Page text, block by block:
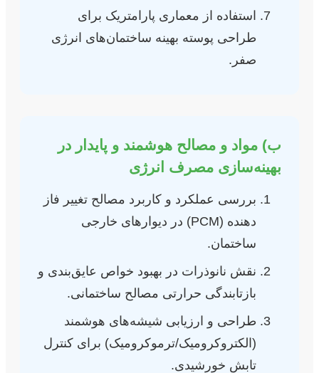
استفاده از معماری پارامتریک برای
طراحی پوسته بهینه ساختمان‌های انرژی
صفر.
ب) مواد و مصالح هوشمند و پایدار در
بهینه‌سازی مصرف انرژی
بررسی عملکرد و کاربرد مصالح تغییر فاز
دهنده (PCM) در دیوارهای خارجی
ساختمان.
نقش نانوذرات در بهبود خواص عایق‌بندی و
بازتابندگی حرارتی مصالح ساختمانی.
طراحی و ارزیابی شیشه‌های هوشمند
(الکتروکرومیک/ترموکرومیک) برای کنترل
تابش خورشیدی.